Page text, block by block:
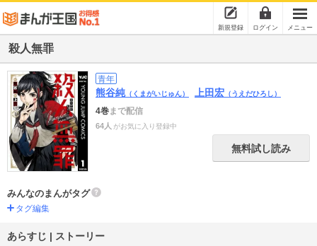
新規登録 ログイン メニュー
殺人無罪
青年
熊谷純（くまがいじゅん） 上田宏 （うえだひろし）
4巻まで配信
64人 がお気に入り登録中
無料試し読み
みんなのまんがタグ
タグ編集
あらすじ | ストーリー